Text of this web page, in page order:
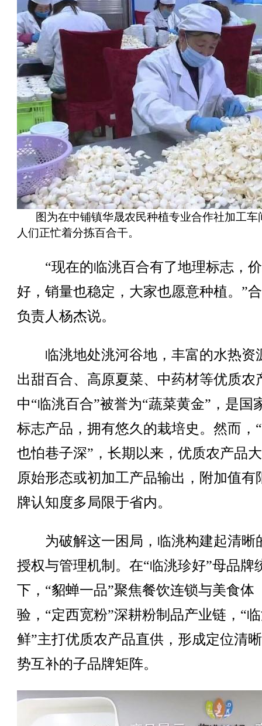
图为在中铺镇华晟农民种植专业合作社加工车
人们正忙着分拣百合干。
“现在的临洮百合有了地理标志，
好，销量也稳定，大家也愿意种植。”
负责人杨杰说。
临洮地处洮河谷地，丰富的水热资
出甜百合、高原夏菜、中药材等优质农
中“临洮百合”被誉为“蔬菜黄金”，是国
标志产品，拥有悠久的栽培史。然而，
也怕巷子深”，长期以来，优质农产品
原始形态或初加工产品输出，附加值有
牌认知度多局限于省内。
为破解这一困局，临洮构建起清晰
授权与管理机制。在“临洮珍好”母品牌
下，“貂蝉一品”聚焦餐饮连锁与美食体
验，“定西宽粉”深耕粉制品产业链，“
鲜”主打优质农产品直供，形成定位清
势互补的子品牌矩阵。